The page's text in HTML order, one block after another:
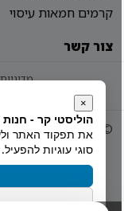
קרמים חמאות עיסוי
צור קשר
© 2026 Holistiy
×
הוליסטי קר -
את תפקוד האתר
סוגי עוגיות להפעיל.